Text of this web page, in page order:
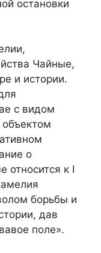
остановки
Чайные,
и истории.
с видом
о
относится к I
борьбы и
дав
поле».